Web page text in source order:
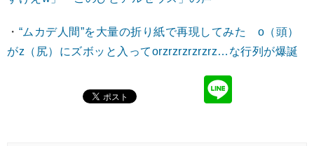
・ “ムカデ人間”を大量の折り紙で再現してみた o（頭）
がz（尻）にズボッと入ってorzrzrzrzrzrz…な行列が爆誕